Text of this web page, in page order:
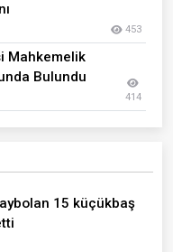
453
Mahkemelik
Bulundu
414
15 küçükbaş